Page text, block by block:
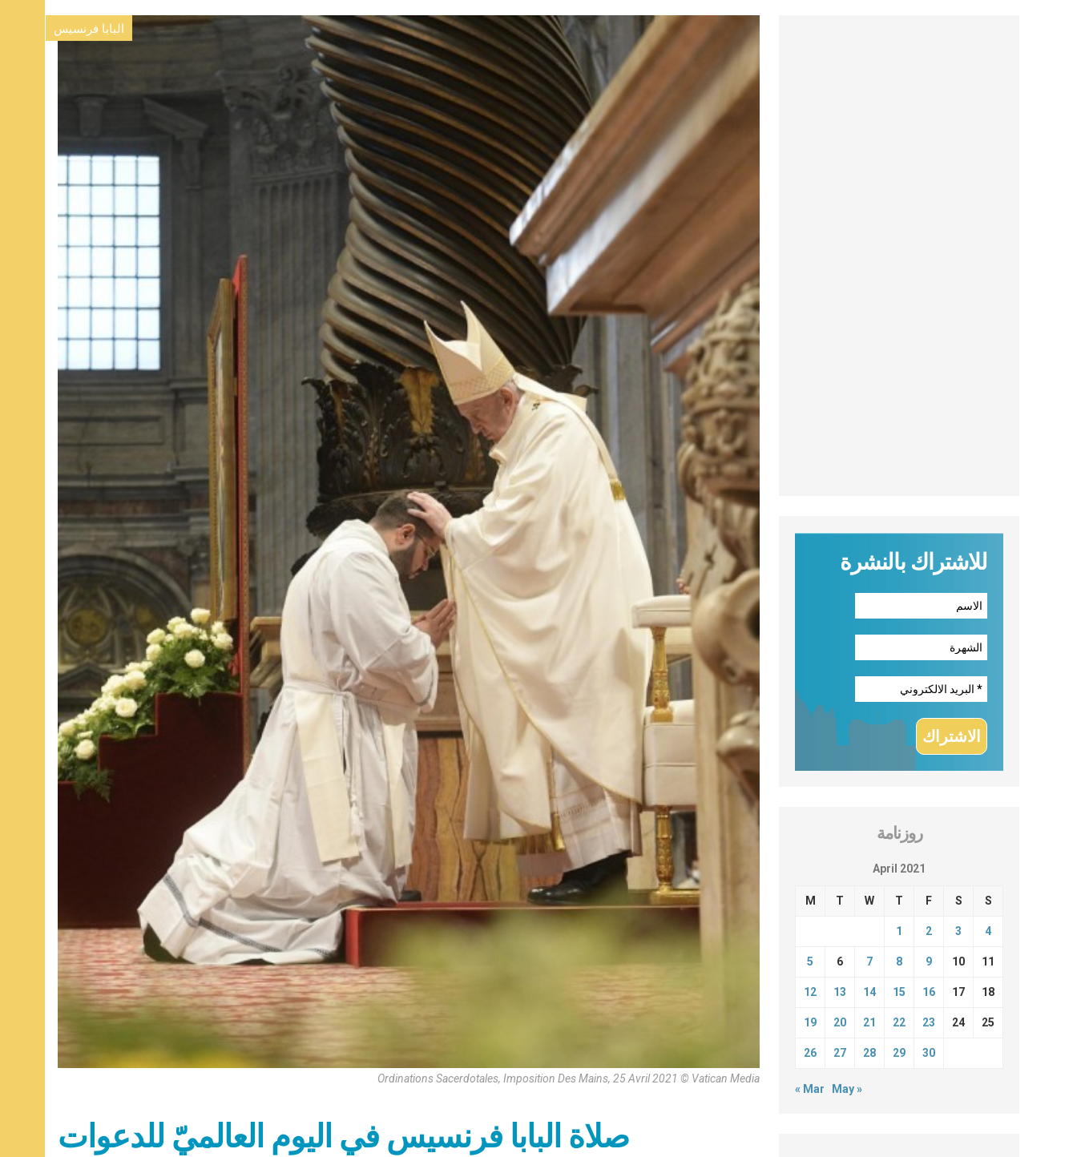
البابا فرنسيس
Ordinations Sacerdotales, Imposition Des Mains, 25 Avril 2021 © Vatican Media
صلاة البابا فرنسيس في اليوم العالميّ للدعوات
للاشتراك بالنشرة
روزنامة
April 2021
M T W T F S S
1 2 3 4
5 6 7 8 9 10 11
12 13 14 15 16 17 18
19 20 21 22 23 24 25
26 27 28 29 30
« Mar May »